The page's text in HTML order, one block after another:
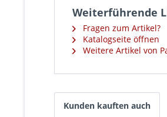
Weiterführende
Fragen zum Artikel?
Katalogseite öffnen
Weitere Artikel von
Kunden kauften auch